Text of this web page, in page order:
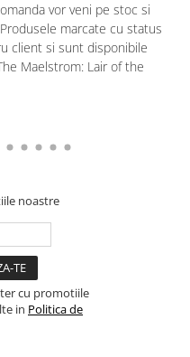
vor veni pe stoc si
marcate cu status
client si sunt disponibile
Maelstrom: Lair of the
noastre
cu promotiile
in Politica de